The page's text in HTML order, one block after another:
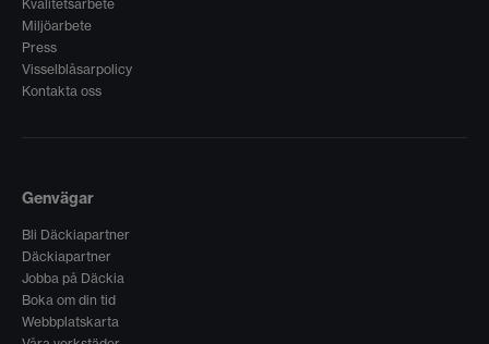
Kvalitetsarbete
Miljöarbete
Press
Visselblåsarpolicy
Kontakta oss
Genvägar
Bli Däckiapartner
Däckiapartner
Jobba på Däckia
Boka om din tid
Webbplatskarta